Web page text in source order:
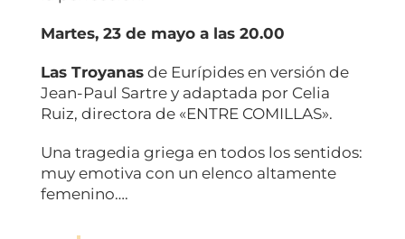
Martes, 23 de mayo a las 20.00
Las Troyanasde Eurípides en versión de
Jean-Paul Sartre y adaptada por Celia
Ruiz, directora de «ENTRE COMILLAS».
Una tragedia griega en todos los sentidos:
muy emotiva con un elenco altamente
femenino….